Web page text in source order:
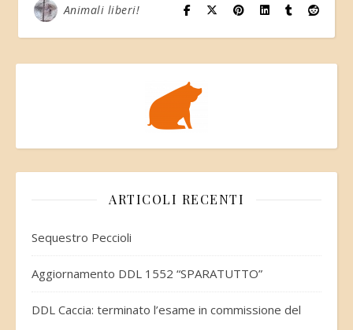
Animali liberi!
ARTICOLI RECENTI
Sequestro Peccioli
Aggiornamento DDL 1552 “SPARATUTTO”
DDL Caccia: terminato l’esame in commissione del